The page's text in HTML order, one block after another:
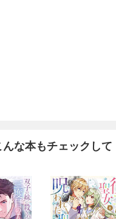
な本もチェックして